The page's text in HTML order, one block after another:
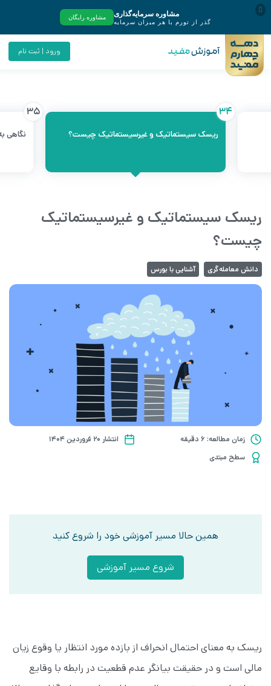
ورود | ثبت نام
34
ریسک سیستماتیک و غیرسیستماتیک چیست؟
35
نگاهی
ریسک سیستماتیک و غیرسیستماتیک
چیست؟
دانش معامله‌گری آشنایی با بورس
زمان مطالعه: 6 دقیقه
انتشار ۲۰ فروردین ۱۴۰۴
سطح مبتدی
همین حالا مسیر آموزشی خود را شروع کنید
شروع مسیر آموزشی
ریسک به معنای احتمال انحراف از بازده مورد انتظار یا وقوع زیان
مالی است و در حقیقت بیانگر عدم قطعیت در رابطه با وقایع